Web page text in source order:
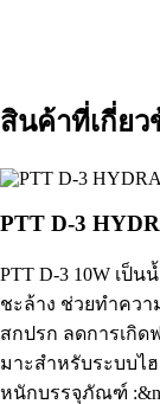
สินค้าที่เกี่ยว
PTT D-3
PTT D-3 10W เป็
ชะล้าง ช่วยทําคว
สกปรก ลดการเกิด
มาะสําหรับระบบไ
หนักบรรจุภัณฑ์